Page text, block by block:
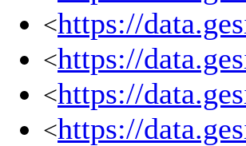
<https://
<https://
<https://
<https://